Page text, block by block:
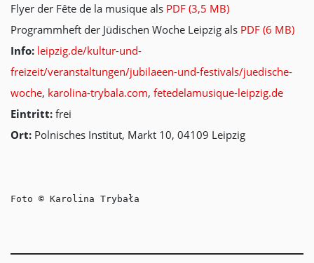
Flyer der Fête de la musique als PDF (3,5 MB)
Programmheft der Jüdischen Woche Leipzig als PDF (6 MB)
Info: leipzig.de/kultur-und-
freizeit/veranstaltungen/jubilaeen-und-festivals/juedische-
woche, karolina-trybala.com, fetedelamusique-leipzig.de
Eintritt: frei
Ort: Polnisches Institut, Markt 10, 04109 Leipzig
Foto © Karolina Trybała